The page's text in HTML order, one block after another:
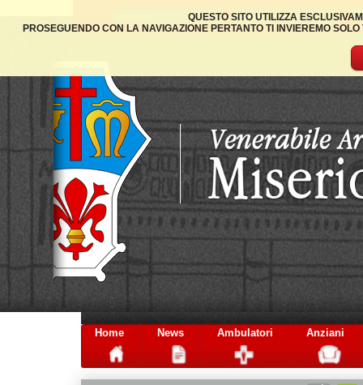
QUESTO SITO UTILIZZA
PROSEGUENDO CON LA NAVIGAZIONE PERTANTO TI INVIEREMO
Home News Ambulatori Anziani